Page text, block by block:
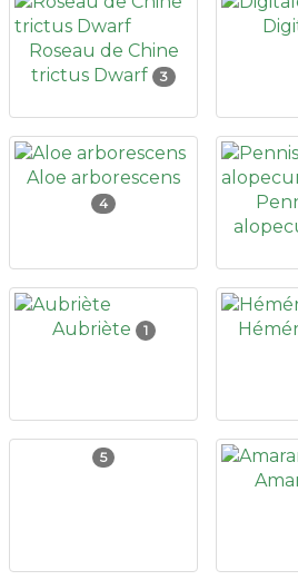
Roseau de Chine
trictus Dwarf
3
Aloe arborescens
4
Aubriète 1
5